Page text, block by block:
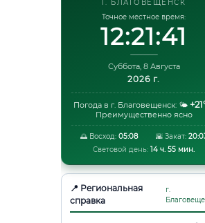
Г. БЛАГОВЕЩЕНСК
Точное местное время:
12:21:42
Суббота, 8 Августа
2026 г.
Погода в г. Благовещенск: 🌤️
Преимущественно ясно
🌅 Восход: 05:08 🌇 Закат:
Световой день: 14 ч. 55 мин.
📍 Региональная
справка
г.